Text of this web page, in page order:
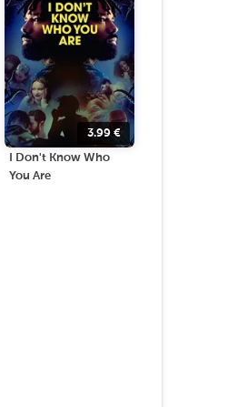
3.99€
I Don't Know Who
You Are